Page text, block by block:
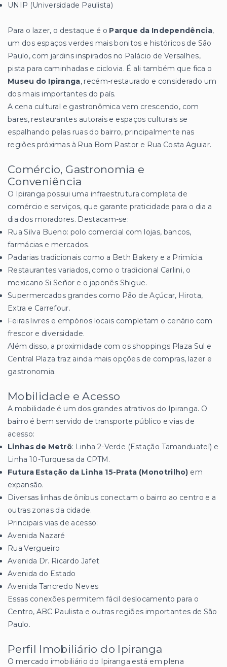
UNIP (Universidade Paulista)
Para o lazer, o destaque é o Parque da Independência,
um dos espaços verdes mais bonitos e históricos de São
Paulo, com jardins inspirados no Palácio de Versalhes,
pista para caminhadas e ciclovia. É ali também que fica o
Museu do Ipiranga, recém-restaurado e considerado um
dos mais importantes do país.
A cena cultural e gastronômica vem crescendo, com
bares, restaurantes autorais e espaços culturais se
espalhando pelas ruas do bairro, principalmente nas
regiões próximas à Rua Bom Pastor e Rua Costa Aguiar.
Comércio, Gastronomia e
Conveniência
O Ipiranga possui uma infraestrutura completa de
comércio e serviços, que garante praticidade para o dia a
dia dos moradores. Destacam-se:
Rua Silva Bueno: polo comercial com lojas, bancos,
farmácias e mercados.
Padarias tradicionais como a Beth Bakery e a Primícia.
Restaurantes variados, como o tradicional Carlini, o
mexicano Si Señor e o japonês Shigue.
Supermercados grandes como Pão de Açúcar, Hirota,
Extra e Carrefour.
Feiras livres e empórios locais completam o cenário com
frescor e diversidade.
Além disso, a proximidade com os shoppings Plaza Sul e
Central Plaza traz ainda mais opções de compras, lazer e
gastronomia.
Mobilidade e Acesso
A mobilidade é um dos grandes atrativos do Ipiranga. O
bairro é bem servido de transporte público e vias de
acesso:
Linhas de Metrô: Linha 2-Verde (Estação Tamanduateí) e
Linha 10-Turquesa da CPTM.
Futura Estação da Linha 15-Prata (Monotrilho) em
expansão.
Diversas linhas de ônibus conectam o bairro ao centro e a
outras zonas da cidade.
Principais vias de acesso:
Avenida Nazaré
Rua Vergueiro
Avenida Dr. Ricardo Jafet
Avenida do Estado
Avenida Tancredo Neves
Essas conexões permitem fácil deslocamento para o
Centro, ABC Paulista e outras regiões importantes de São
Paulo.
Perfil Imobiliário do Ipiranga
O mercado imobiliário do Ipiranga está em plena